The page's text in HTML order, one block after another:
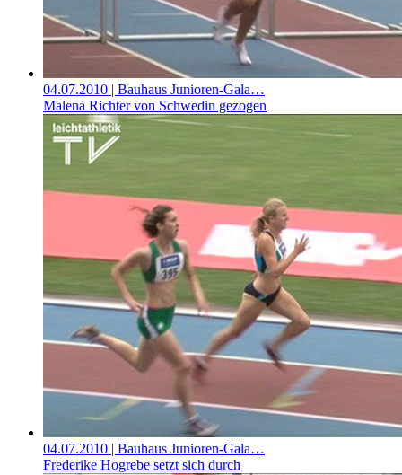
04.07.2010 | Bauhaus Junioren-Gala…
Malena Richter von Schwedin gezogen
04.07.2010 | Bauhaus Junioren-Gala…
Frederike Hogrebe setzt sich durch